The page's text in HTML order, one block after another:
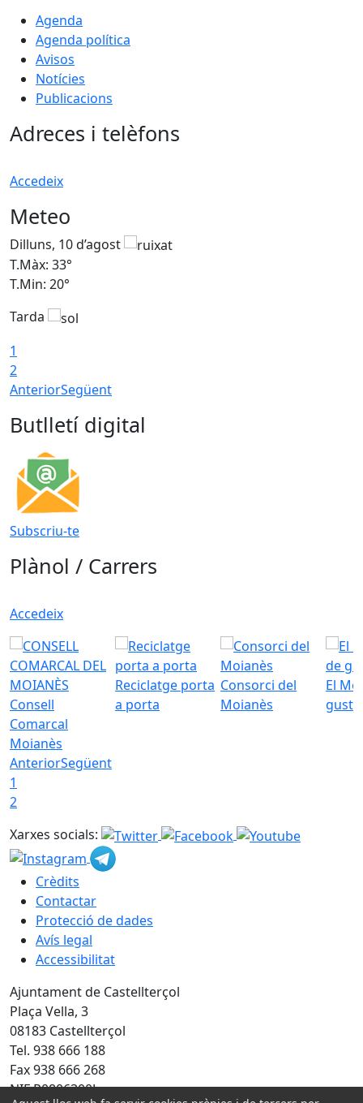
Agenda
Agenda política
Avisos
Notícies
Publicacions
Adreces i telèfons
Accedeix
Meteo
Dilluns, 10 d’agost
T.Màx: 33°
T.Min: 20°
Tarda
1
2
AnteriorSegüent
Butlletí digital
Subscriu-te
Plànol / Carrers
Accedeix
Consell
Comarcal
Moianès
Reciclatge porta
a porta
Consorci del
Moianès
El
gust
AnteriorSegüent
1
2
Xarxes socials:
Crèdits
Contactar
Protecció de dades
Avís legal
Accessibilitat
Ajuntament de Castellterçol
Plaça Vella, 3
08183 Castellterçol
Tel. 938 666 188
Fax 938 666 268
NIF P0806300J